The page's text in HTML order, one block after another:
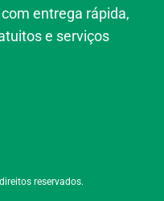
entrega rápida,
e serviços
reservados.